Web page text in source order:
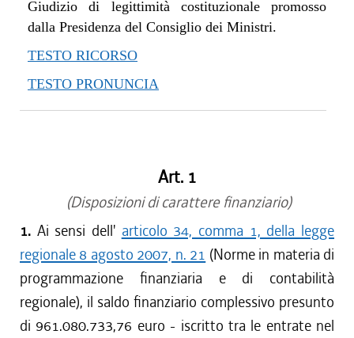
dal 01/01/2016 al 12/01/2016
dal 06/08/2015 al 31/12/2015
dal 01/07/2015 al 05/08/2015
dal 01/01/2015 al 06/01/2015
dal 04/12/2014 al 31/12/2014
dal 11/04/2014 al 02/07/2014
dal 28/03/2014 al 10/04/2014
dal 01/01/2014 al 06/01/2014
dal 01/08/2013 al 31/12/2013
dal 25/07/2013 al 31/07/2013
dal 18/04/2013 al 24/07/2013
dal 11/04/2013 al 17/04/2013
Giudizio di legittimità costituzionale promosso
dalla Presidenza del Consiglio dei Ministri.
TESTO RICORSO
TESTO PRONUNCIA
Art. 1
(Disposizioni di carattere finanziario)
1. Ai sensi dell' articolo 34, comma 1, della legge
regionale 8 agosto 2007, n. 21 (Norme in materia di
programmazione finanziaria e di contabilità
regionale), il saldo finanziario complessivo presunto
di 961.080.733,76 euro - iscritto tra le entrate nel